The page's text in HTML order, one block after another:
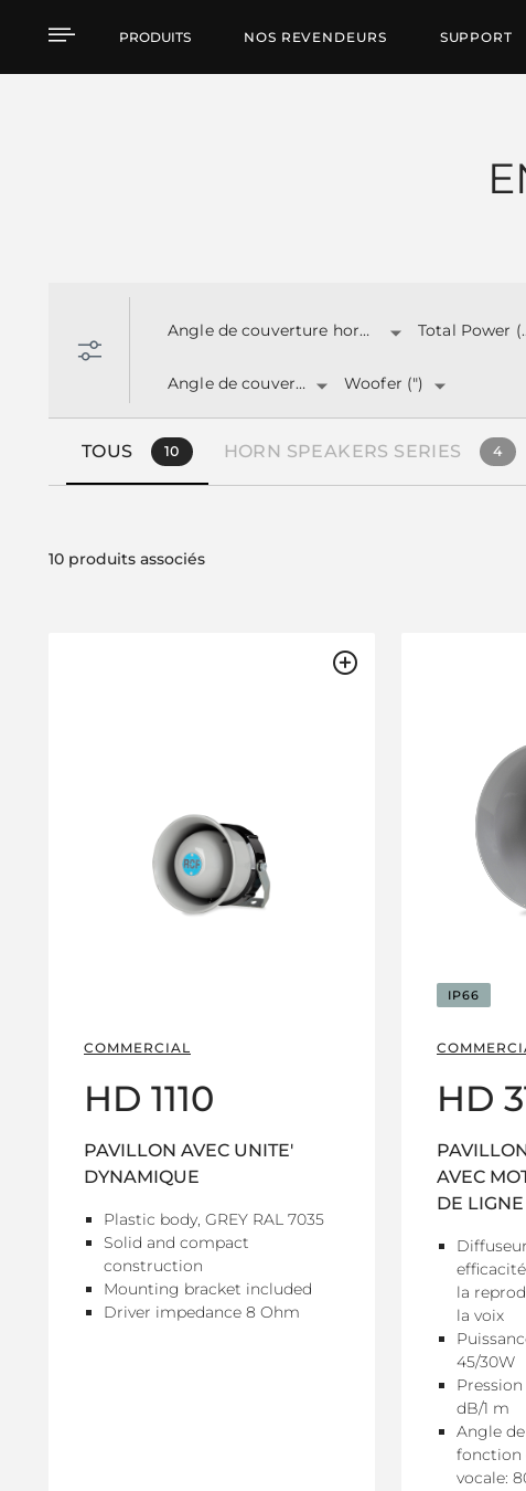
Produits par
PRODUITS NOS REVENDEURS SUPPORT
Angle de couverture horizontale
Angle de couverture Woofer (")
TOUS 10 HORN SPEAKERS SERIES 4
10 produits associés
COMMERCIAL
HD 1110
PAVILLON AVEC UNITE'
DYNAMIQUE
Plastic body, GREY RAL 7035
Solid and compact
construction
Mounting bracket included
Driver impedance 8 Ohm
IP66
HD
AVEC
DE LIGNE
la
la voix
45/30W
dB/1 m
Angle
fonction
vocale: